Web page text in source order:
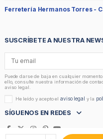
Ferretería Hermanos Torres -
SUSCRÍBETE A NUESTRA
Puede darse de baja en cualquier
ello, consulte nuestra información de
aviso legal.
He leído y acepto elaviso legal y la
SÍGUENOS EN REDES